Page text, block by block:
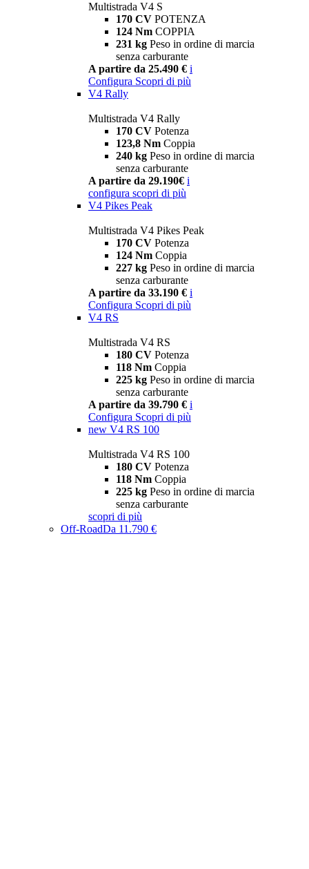
Multistrada V4 S
170 CV POTENZA
124 Nm COPPIA
231 kg Peso in ordine di marcia
senza carburante
A partire da 25.490 € i
Configura Scopri di più
V4 Rally
Multistrada V4 Rally
170 CV Potenza
123,8 Nm Coppia
240 kg Peso in ordine di marcia
senza carburante
A partire da 29.190€ i
configura scopri di più
V4 Pikes Peak
Multistrada V4 Pikes Peak
170 CV Potenza
124 Nm Coppia
227 kg Peso in ordine di marcia
senza carburante
A partire da 33.190 € i
Configura Scopri di più
V4 RS
Multistrada V4 RS
180 CV Potenza
118 Nm Coppia
225 kg Peso in ordine di marcia
senza carburante
A partire da 39.790 € i
Configura Scopri di più
new V4 RS 100
Multistrada V4 RS 100
180 CV Potenza
118 Nm Coppia
225 kg Peso in ordine di marcia
senza carburante
scopri di più
Off-RoadDa 11.790 €